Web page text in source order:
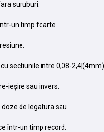
suruburi.
un timp foarte
sectiunile intre 0,08-2,4|(4mm)
ieșire sau invers.
de legatura sau
într-un timp record.